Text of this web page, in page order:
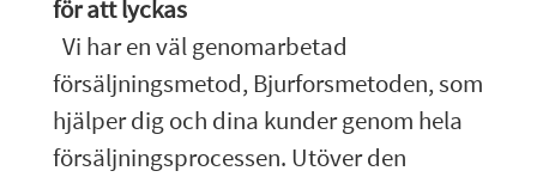
för att lyckas
Vi har en väl genomarbetad
försäljningsmetod, Bjurforsmetoden, som
hjälper dig och dina kunder genom hela
försäljningsprocessen. Utöver den